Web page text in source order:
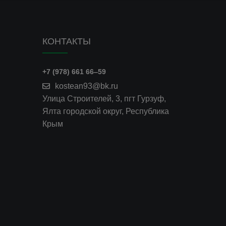
КОНТАКТЫ
+7 (978) 661 66‒59
kostean93@bk.ru
Улица Строителей, 3, пгт Гурзуф,
Ялта городской округ, Республика
Крым